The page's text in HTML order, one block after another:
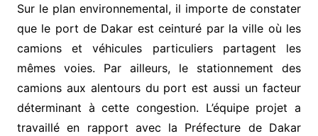
Sur le plan environnemental, il importe de constater
que le port de Dakar est ceinturé par la ville où les
camions et véhicules particuliers partagent les
mêmes voies. Par ailleurs, le stationnement des
camions aux alentours du port est aussi un facteur
déterminant à cette congestion. L’équipe projet a
travaillé en rapport avec la Préfecture de Dakar